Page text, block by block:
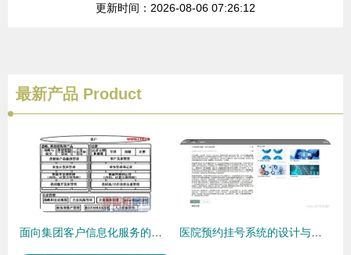
更新时间：2026-08-06 07:26:12
最新产品 Product
面向集团客户信息化服务的移动运营体系与信息系统运维协同分析 医院预约挂号系统的设计与实现——基于Python的毕业设计之路